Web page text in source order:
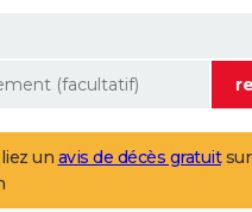
un avis de décès gratuitsur